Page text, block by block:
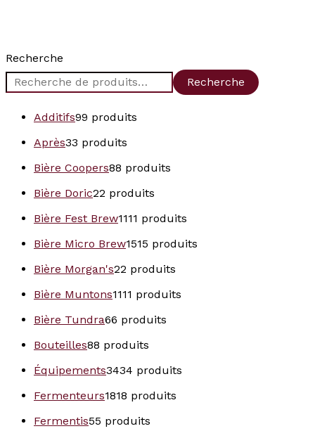
Recherche
Recherche
Additifs99 produits
Après33 produits
Bière Coopers88 produits
Bière Doric22 produits
Bière Fest Brew1111 produits
Bière Micro Brew1515 produits
Bière Morgan's22 produits
Bière Muntons1111 produits
Bière Tundra66 produits
Bouteilles88 produits
Équipements3434 produits
Fermenteurs1818 produits
Fermentis55 produits